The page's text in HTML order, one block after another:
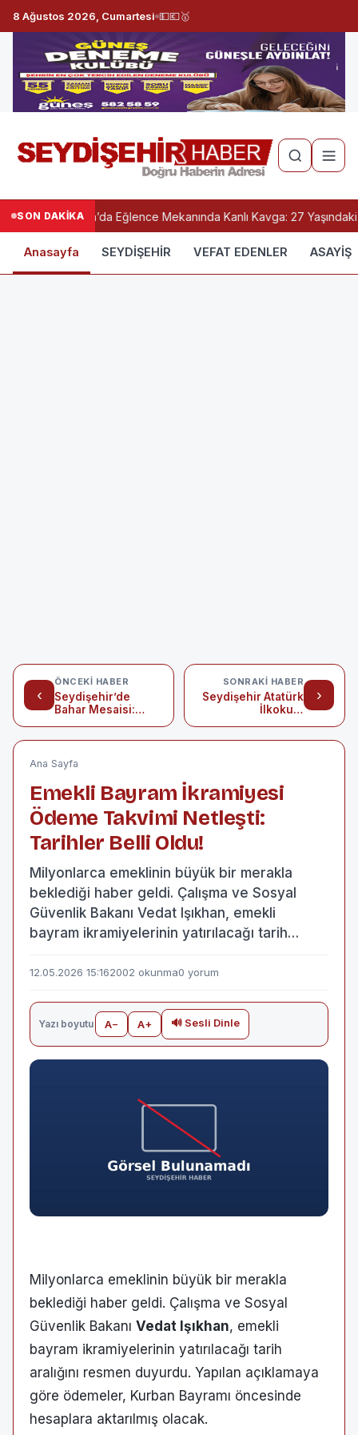
8 Ağustos 2026, Cumartesi 💵💶🥇
SON DAKİKAKonya’da Eğlence Mekanında Kanlı Kavga: 27 Yaşındaki
Anasayfa SEYDİŞEHİR VEFAT EDENLER ASAYİŞ
‹
ÖNCEKI HABER
Seydişehir’de
Bahar Mesaisi:
›
SONRAKI HABER
Seydişehir Atatürk
İlkokulu
Ana Sayfa
Emekli Bayram İkramiyesi
Ödeme Takvimi Netleşti:
Tarihler Belli Oldu!
Milyonlarca emeklinin büyük bir merakla
beklediği haber geldi. Çalışma ve Sosyal
Güvenlik Bakanı Vedat Işıkhan, emekli
bayram ikramiyelerinin yatırılacağı tarih…
12.05.2026 15:162002 okunma0 yorum
Yazı boyutu A− A+ 🔊 Sesli Dinle
Milyonlarca emeklinin büyük bir merakla
beklediği haber geldi. Çalışma ve Sosyal
Güvenlik Bakanı Vedat Işıkhan, emekli
bayram ikramiyelerinin yatırılacağı tarih
aralığını resmen duyurdu. Yapılan açıklamaya
göre ödemeler, Kurban Bayramı öncesinde
hesaplara aktarılmış olacak.